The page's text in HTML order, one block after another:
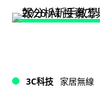
3C科技 家居無線